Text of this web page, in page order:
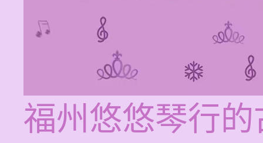
福州悠悠琴行